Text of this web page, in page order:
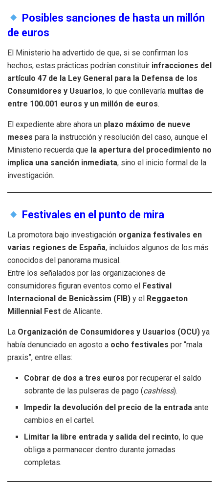
Posibles sanciones de hasta un millón
de euros
El Ministerio ha advertido de que, si se confirman los
hechos, estas prácticas podrían constituir infracciones del
artículo 47 de la Ley General para la Defensa de los
Consumidores y Usuarios, lo que conllevaría multas de
entre 100.001 euros y un millón de euros.
El expediente abre ahora un plazo máximo de nueve
meses para la instrucción y resolución del caso, aunque el
Ministerio recuerda que la apertura del procedimiento no
implica una sanción inmediata, sino el inicio formal de la
investigación.
Festivales en el punto de mira
La promotora bajo investigación organiza festivales en
varias regiones de España, incluidos algunos de los más
conocidos del panorama musical.
Entre los señalados por las organizaciones de
consumidores figuran eventos como el
Festival
Internacional de Benicàssim (FIB) y el
Reggaeton
Millennial Fest de Alicante.
La Organización de Consumidores y Usuarios (OCU) ya
había denunciado en agosto a ocho festivales por “mala
praxis”, entre ellas:
Cobrar de dos a tres euros por recuperar el saldo
sobrante de las pulseras de pago (cashless).
Impedir la devolución del precio de la entrada ante
cambios en el cartel.
Limitar la libre entrada y salida del recinto, lo que
obliga a permanecer dentro durante jornadas
completas.